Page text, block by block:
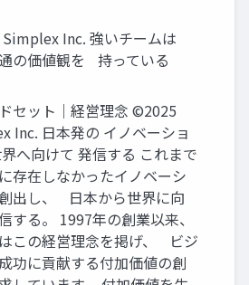
Inc. 強いチームは
の価値観を 持っている
セット｜経営理念 ©2025
Inc. 日本発の イノベーショ
へ向けて 発信する これまで
存在しなかったイノベーシ
出し、 日本から世界に向
する。 1997年の創業以来、
この経営理念を掲げ、 ビジ
功に貢献する付加価値の創